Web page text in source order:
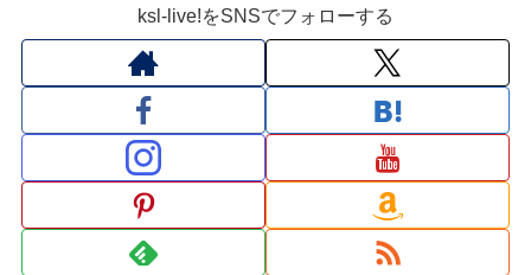
ksl-live!をSNSでフォローする